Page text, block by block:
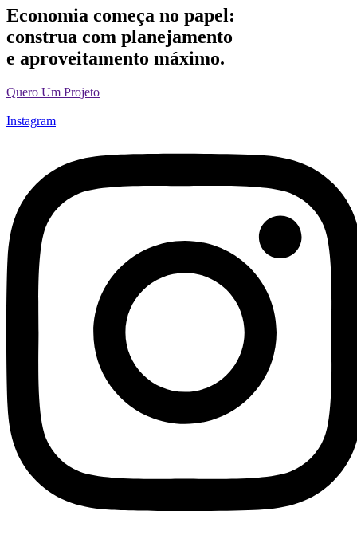
Economia começa no papel:
construa com planejamento
e aproveitamento máximo.
Quero Um Projeto
Instagram